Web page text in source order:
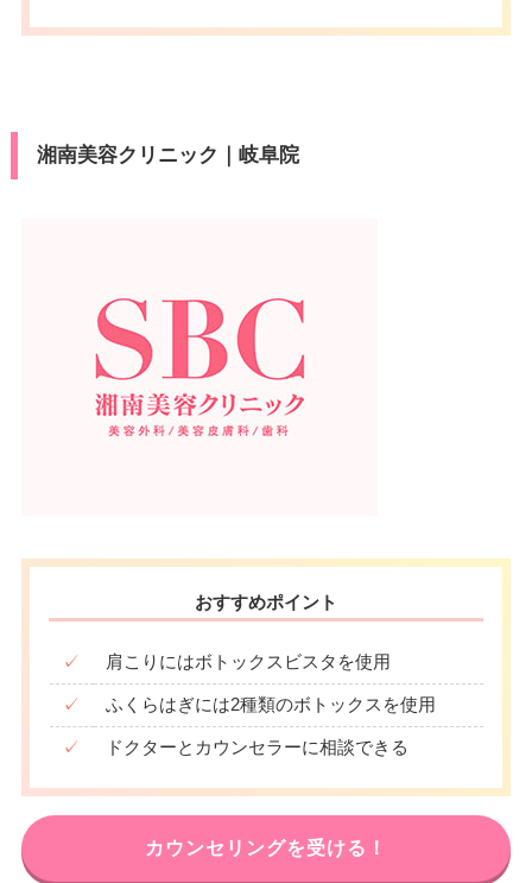
湘南美容クリニック｜岐阜院
おすすめポイント
✓ 肩こりにはボトックスビスタを使用
✓ ふくらはぎには2種類のボトックスを使用
✓ ドクターとカウンセラーに相談できる
カウンセリングを受ける！